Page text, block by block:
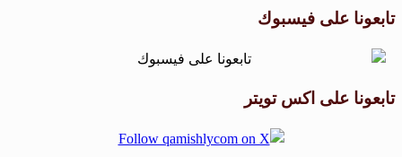
تابعونا على فيسبوك
تابعونا على اكس تويتر